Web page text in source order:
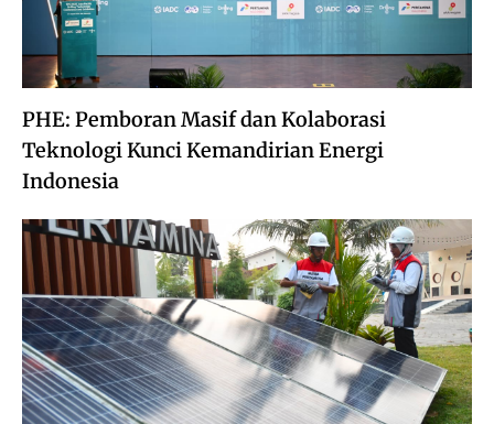
PHE: Pemboran Masif dan Kolaborasi
Teknologi Kunci Kemandirian Energi
Indonesia